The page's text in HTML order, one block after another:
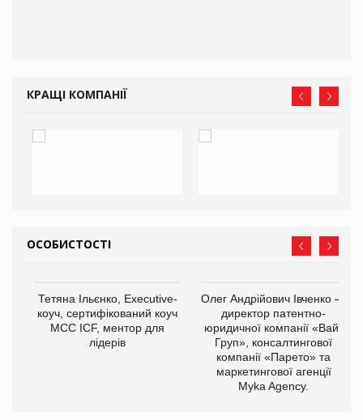
КРАЩІ КОМПАНІЇ
ОСОБИСТОСТІ
Тетяна Ільєнко, Executive-
коуч, сертифікований коуч
МСС ICF, ментор для
лідерів
Олег Андрійович Івченко —
директор патентно-
юридичної компанії «Вайз
Груп», консалтингової
компанії «Парето» та
маркетингової агенції
Myka Agency.